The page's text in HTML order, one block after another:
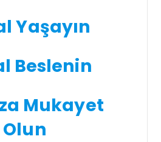
Yaşayın
Beslenin
Mukayet
Olun